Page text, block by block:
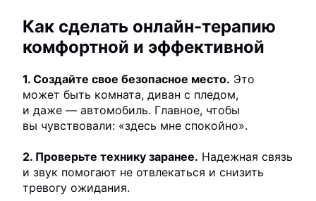
Как сделать онлайн-терапию
комфортной и эффективной
1. Создайте свое безопасное место. Это
может быть комната, диван с пледом,
и даже — автомобиль. Главное, чтобы
вы чувствовали: «здесь мне спокойно».
2. Проверьте технику заранее. Надежная связь
и звук помогают не отвлекаться и снизить
тревогу ожидания.